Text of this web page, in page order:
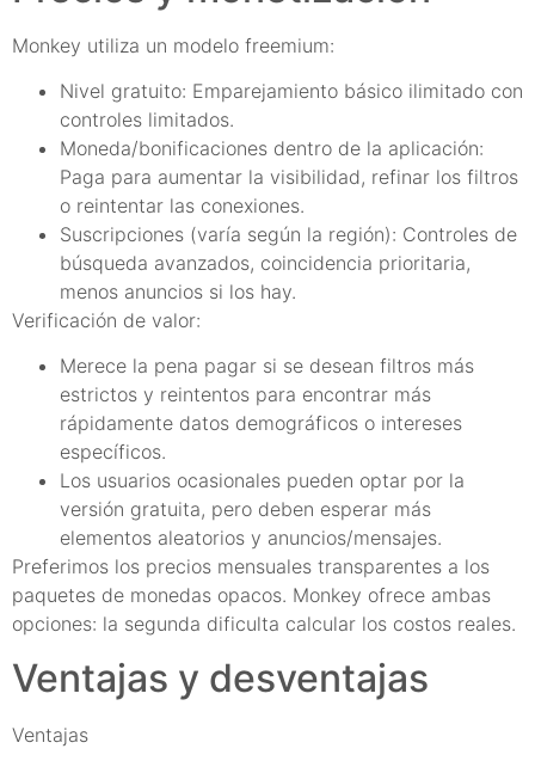
Monkey utiliza un modelo freemium:
Nivel gratuito: Emparejamiento básico ilimitado con
controles limitados.
Moneda/bonificaciones dentro de la aplicación:
Paga para aumentar la visibilidad, refinar los filtros
o reintentar las conexiones.
Suscripciones (varía según la región): Controles de
búsqueda avanzados, coincidencia prioritaria,
menos anuncios si los hay.
Verificación de valor:
Merece la pena pagar si se desean filtros más
estrictos y reintentos para encontrar más
rápidamente datos demográficos o intereses
específicos.
Los usuarios ocasionales pueden optar por la
versión gratuita, pero deben esperar más
elementos aleatorios y anuncios/mensajes.
Preferimos los precios mensuales transparentes a los
paquetes de monedas opacos. Monkey ofrece ambas
opciones: la segunda dificulta calcular los costos reales.
Ventajas y desventajas
Ventajas